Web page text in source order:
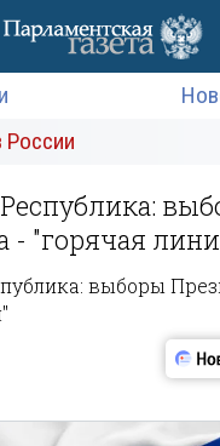
России
- "горячая
выборы